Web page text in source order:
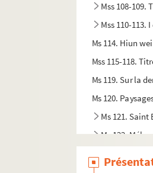
Mss 108-
Mss 110-
Ms 114. Hiun
Mss 115-118.
Ms 119. Sur la
Ms 120.
Ms 121.
Ms 122.